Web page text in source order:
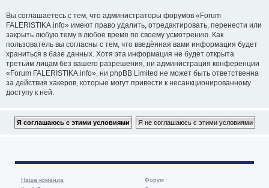
Вы соглашаетесь с тем, что администраторы форумов «Forum
FALERISTIKA.info» имеют право удалить, отредактировать, перенести или
закрыть любую тему в любое время по своему усмотрению. Как
пользователь вы согласны с тем, что введённая вами информация будет
храниться в базе данных. Хотя эта информация не будет открыта
третьим лицам без вашего разрешения, ни администрация конференции
«Forum FALERISTIKA.info», ни phpBB Limited не может быть ответственна
за действия хакеров, которые могут привести к несанкционированному
доступу к ней.
Наша команда
Форум